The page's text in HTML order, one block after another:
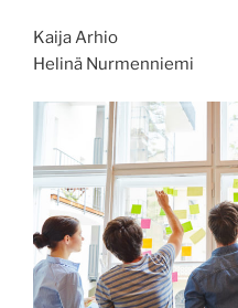
Kaija Arhio
Helinä Nurmenniemi